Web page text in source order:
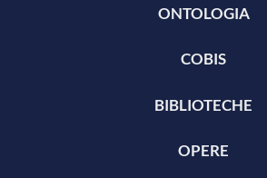
ONTOLOGIA
COBIS
BIBLIOTECHE
OPERE